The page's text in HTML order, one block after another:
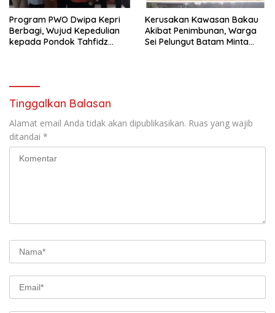
Program PWO Dwipa Kepri
Berbagi, Wujud Kepedulian
kepada Pondok Tahfidz
Kerusakan Kawasan Bakau
Akibat Penimbunan, Warga
Sei Pelungut Batam Minta
Tinggalkan Balasan
Alamat email Anda tidak akan dipublikasikan. Ruas yang wajib
ditandai *